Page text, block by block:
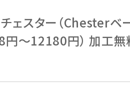
ェスター（Chesterベ
円～12180円） 加工無